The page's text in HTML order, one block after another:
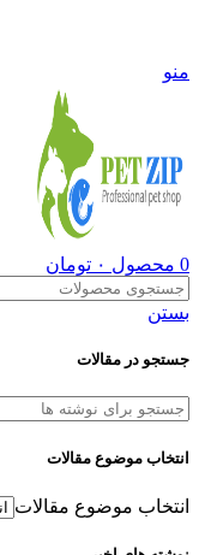
منو
0 محصول ۰ تومان
بستن
جستجو در مقالات
انتخاب موضوع مقالات
انتخاب موضوع مقالات